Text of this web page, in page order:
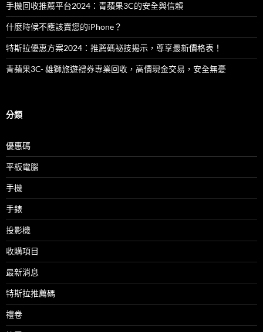
手機回收推薦平台2024：青蘋果3C的安全與信賴
什麼時候不應該賣您的iPhone？
特斯拉優惠方案2024：推薦碼祕技揭示，尊享最新價格表！
青蘋果3C- 雄獅旅遊禮券專業回收，高價現金交易，安全無憂
分類
優惠碼
平板電腦
手機
手錶
投影機
收購項目
最新消息
特斯拉推薦碼
禮卷